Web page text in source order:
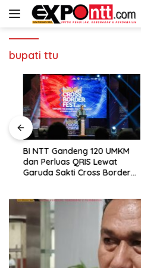
Langsung
bupati ttu
BI NTT Gandeng 120 UMKM
dan Perluas QRIS Lewat
Garuda Sakti Cross Border